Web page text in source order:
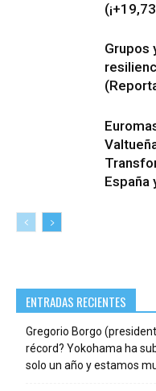
Grupos
España
ENTRADAS RECIENTES
Gregorio Borgo
récord? Yokohama ha
solo un año y estamos